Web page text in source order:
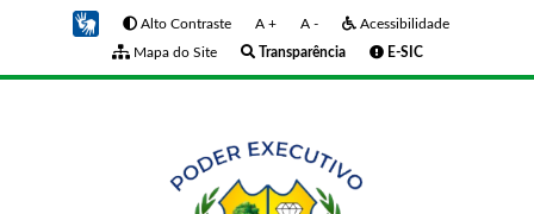
Alto Contraste A + A -
Acessibilidade
Mapa do Site
Transparência E-SIC